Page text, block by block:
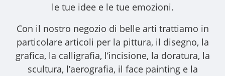
le tue idee e le tue emozioni.
Con il nostro negozio di belle arti trattiamo in
particolare articoli per la pittura, il disegno, la
grafica, la calligrafia, l’incisione, la doratura, la
scultura, l’aerografia, il face painting e la